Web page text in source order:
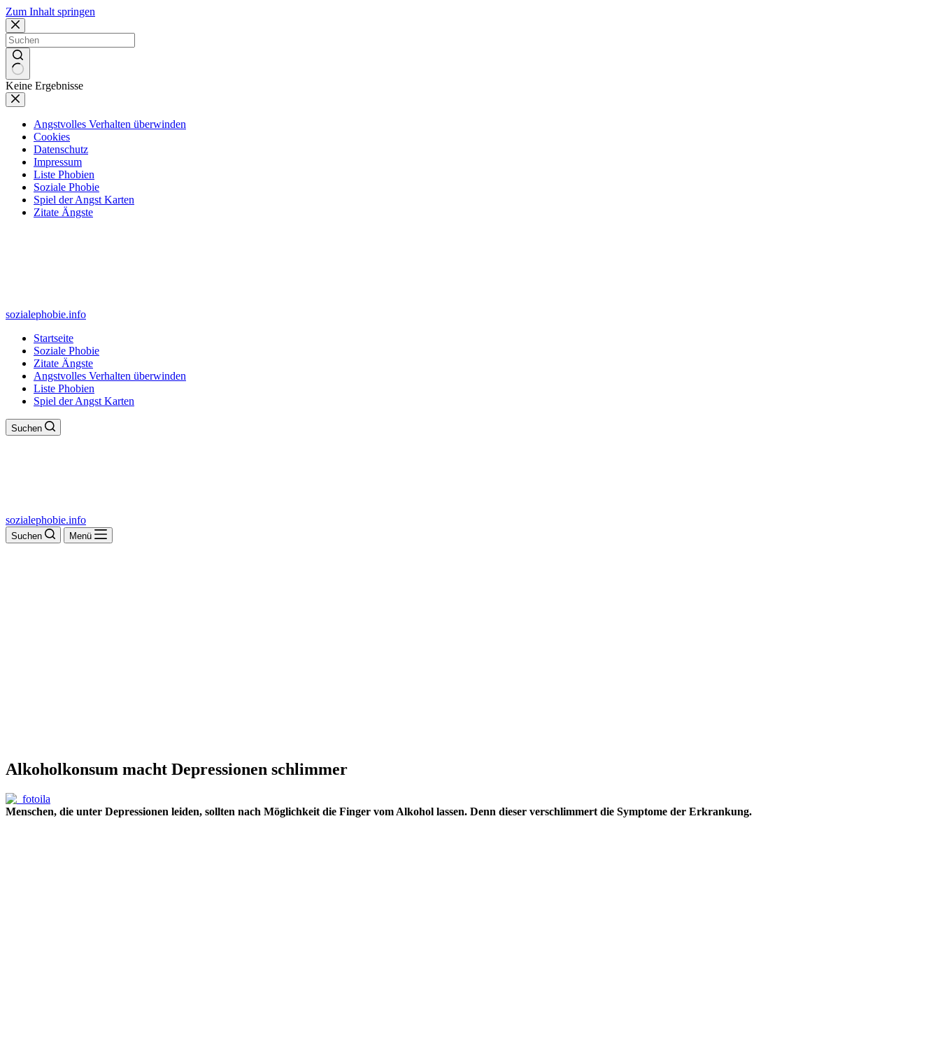
Zum Inhalt springen
Keine Ergebnisse
Angstvolles Verhalten überwinden
Cookies
Datenschutz
Impressum
Liste Phobien
Soziale Phobie
Spiel der Angst Karten
Zitate Ängste
sozialephobie.info
Startseite
Soziale Phobie
Zitate Ängste
Angstvolles Verhalten überwinden
Liste Phobien
Spiel der Angst Karten
Suchen
sozialephobie.info
Suchen Menü
Alkoholkonsum macht Depressionen schlimmer
Menschen, die unter Depressionen leiden, sollten nach Möglichkeit die Finger vom Alkohol lassen. Denn dieser verschlimmert die Symptome der Erkrankung.